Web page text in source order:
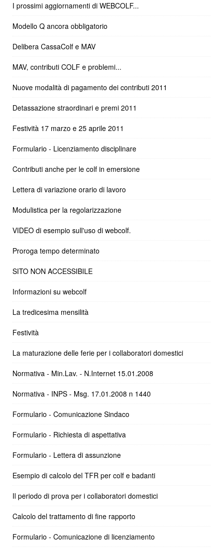
I prossimi aggiornamenti di WEBCOLF...
Modello Q ancora obbligatorio
Delibera CassaColf e MAV
MAV, contributi COLF e problemi...
Nuove modalità di pagamento dei contributi 2011
Detassazione straordinari e premi 2011
Festività 17 marzo e 25 aprile 2011
Formulario - Licenziamento disciplinare
Contributi anche per le colf in emersione
Lettera di variazione orario di lavoro
Modulistica per la regolarizzazione
VIDEO di esempio sull'uso di webcolf.
Proroga tempo determinato
SITO NON ACCESSIBILE
Informazioni su webcolf
La tredicesima mensilità
Festività
La maturazione delle ferie per i collaboratori domestici
Normativa - Min.Lav. - N.Internet 15.01.2008
Normativa - INPS - Msg. 17.01.2008 n 1440
Formulario - Comunicazione Sindaco
Formulario - Richiesta di aspettativa
Formulario - Lettera di assunzione
Esempio di calcolo del TFR per colf e badanti
Il periodo di prova per i collaboratori domestici
Calcolo del trattamento di fine rapporto
Formulario - Comunicazione di licenziamento